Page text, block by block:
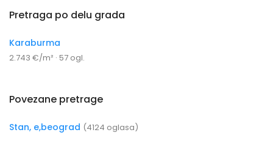
Pretraga po delu grada
Karaburma
2.743 €/m² · 57 ogl.
Povezane pretrage
Stan, e,beograd (4124 oglasa)